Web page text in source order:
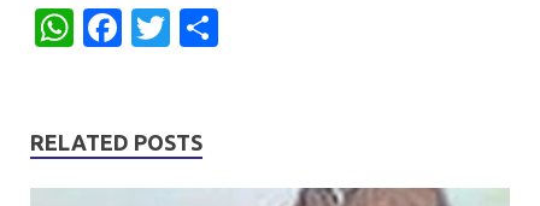
W
s
A
F
b
o
T
er
RELATED POSTS